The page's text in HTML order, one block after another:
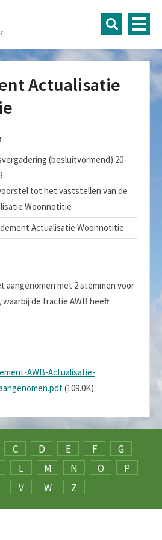
Actualisatie
(besluitvormend) 20-
tot het vaststellen van de
Woonnotitie
Actualisatie Woonnotitie
aangenomen met 2 stemmen voor
de fractie AWB heeft
AWB-Actualisatie-
(109.0K)
C D E F
G
L M N O
P
V W Z